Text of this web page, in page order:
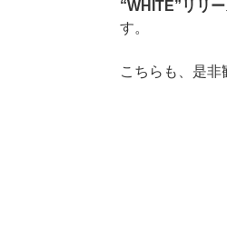
“WHITE”リリ
す。
こちらも、是